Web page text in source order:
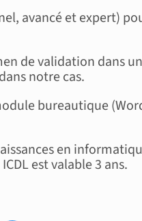
avancé et expert)
de validation dans
notre cas.
bureautique
en
est valable 3 ans.